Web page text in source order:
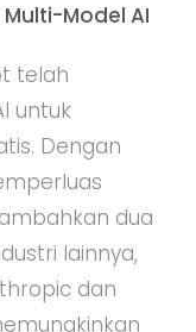
Model AI
telah
untuk
Dengan
dua
lainnya,
dan